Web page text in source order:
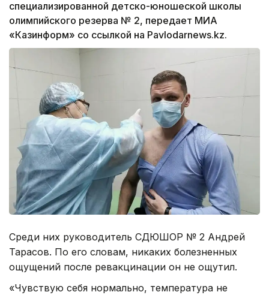
специализированной детско-юношеской школы
олимпийского резерва № 2, передает МИА
«Казинформ» со ссылкой на Pavlodarnews.kz.
Среди них руководитель СДЮШОР № 2 Андрей
Тарасов. По его словам, никаких болезненных
ощущений после ревакцинации он не ощутил.
«Чувствую себя нормально, температура не